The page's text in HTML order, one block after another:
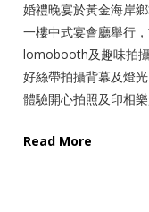
婚禮晚宴於黃金海岸
一樓中式宴會廳舉行
lomobooth及趣味拍
好絲帶拍攝背幕及燈
體驗開心拍照及印相樂
Read More